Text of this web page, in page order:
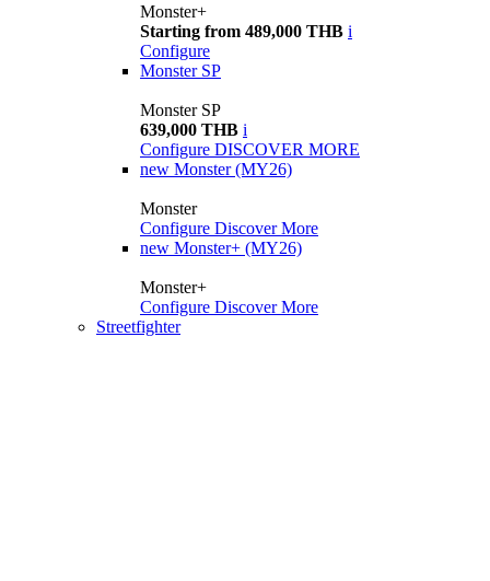
Monster+
Starting from 489,000 THB i
Configure
Monster SP
Monster SP
639,000 THB i
Configure DISCOVER MORE
new Monster (MY26)
Monster
Configure Discover More
new Monster+ (MY26)
Monster+
Configure Discover More
Streetfighter